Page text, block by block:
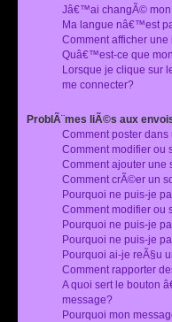
Jâ€™ai changÃ© mon
Ma langue nâ€™est
Comment afficher
Quâ€™est-ce que
Lorsque je clique sur
me connecter?
ProblÃ¨mes liÃ©s aux
Comment poster dans
Comment modifier ou
Comment ajouter une
Comment crÃ©er un
Pourquoi ne puis-je
Comment modifier ou
Pourquoi ne puis-je
Pourquoi ne puis-je
Pourquoi ai-je reÃ§u
Comment rapporter
A quoi sert le bouton
message?
Pourquoi mon